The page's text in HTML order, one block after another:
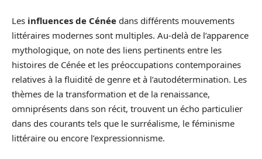
Les influences de Cénée dans différents mouvements
littéraires modernes sont multiples. Au-delà de l’apparence
mythologique, on note des liens pertinents entre les
histoires de Cénée et les préoccupations contemporaines
relatives à la fluidité de genre et à l’autodétermination. Les
thèmes de la transformation et de la renaissance,
omniprésents dans son récit, trouvent un écho particulier
dans des courants tels que le surréalisme, le féminisme
littéraire ou encore l’expressionnisme.